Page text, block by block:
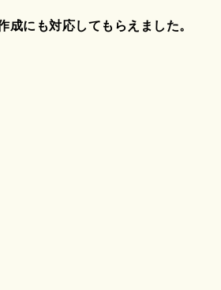
成にも対応してもらえました。